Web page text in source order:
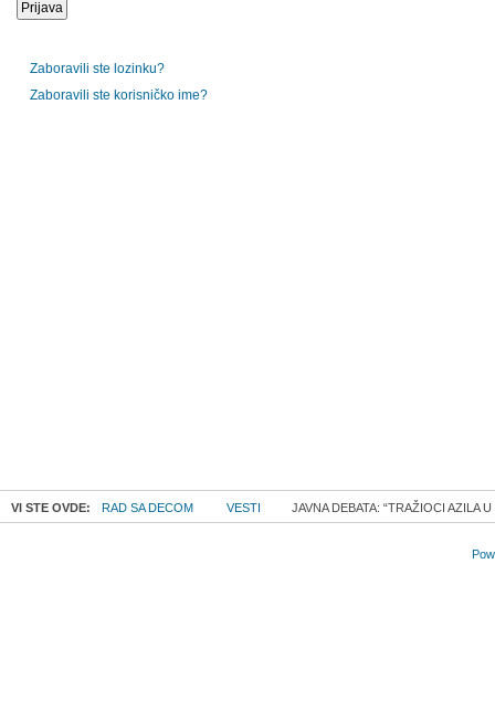
Zaboravili ste lozinku?
Zaboravili ste korisničko ime?
VI STE OVDE: RAD SA DECOM VESTI JAVNA DEBATA: “TRAŽIOCI AZILA